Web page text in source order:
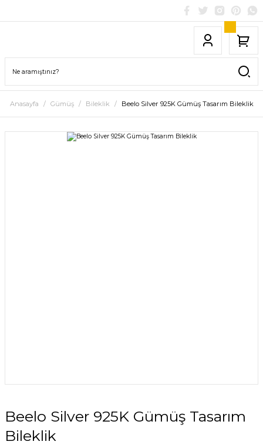
Anasayfa Gümüş Bileklik Beelo Silver 925K Gümüş Tasarım Bileklik
Beelo Silver 925K Gümüş Tasarım
Bileklik